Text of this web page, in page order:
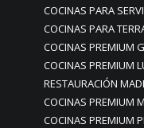
COCINAS PARA
COCINAS PARA
COCINAS PREMIUM
COCINAS PREMIUM
RESTAURACIÓN
COCINAS PREMIUM
COCINAS PREMIUM